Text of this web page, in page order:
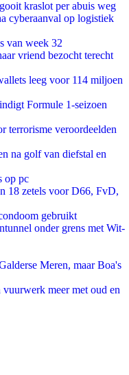
kraslot per abuis weg
cyberaanval op logistiek
van week 32
vriend bezocht terecht
leeg voor 114 miljoen
Formule 1-seizoen
terrorisme veroordeelden
na golf van diefstal en
op pc
18 zetels voor D66, FvD,
gebruikt
onder grens met Wit-
Meren, maar Boa's
vuurwerk meer met oud en